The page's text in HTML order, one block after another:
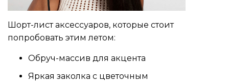
Шорт-лист аксессуаров, которые стоит
попробовать этим летом:
Обруч-массив для акцента
Яркая заколка с цветочным